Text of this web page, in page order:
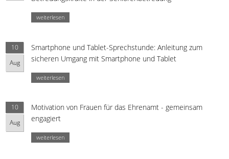
weiterlesen
10
Aug
Smartphone und Tablet-Sprechstunde: Anleitung zum
sicheren Umgang mit Smartphone und Tablet
weiterlesen
10
Aug
Motivation von Frauen für das Ehrenamt - gemeinsam
engagiert
weiterlesen